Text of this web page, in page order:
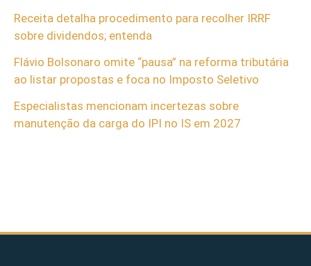
Receita detalha procedimento para recolher IRRF
sobre dividendos; entenda
Flávio Bolsonaro omite “pausa” na reforma tributária
ao listar propostas e foca no Imposto Seletivo
Especialistas mencionam incertezas sobre
manutenção da carga do IPI no IS em 2027